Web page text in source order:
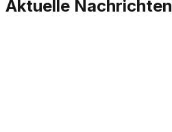
Aktuelle Nachrichten